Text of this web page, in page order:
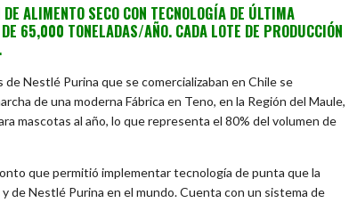
ALIMENTO SECO CON TECNOLOGÍA DE ÚLTIMA
65,000 TONELADAS/AÑO. CADA LOTE DE PRODUCCIÓN
Nestlé Purina que se comercializaban en Chile se
de una moderna Fábrica en Teno, en la Región del Maule,
mascotas al año, lo que representa el 80% del volumen de
que permitió implementar tecnología de punta que la
de Nestlé Purina en el mundo. Cuenta con un sistema de